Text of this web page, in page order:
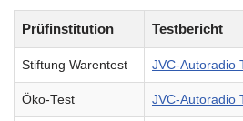
Prüfinstitution Testbericht
Stiftung Warentest JVC-Autoradio
Öko-Test JVC-Autoradio